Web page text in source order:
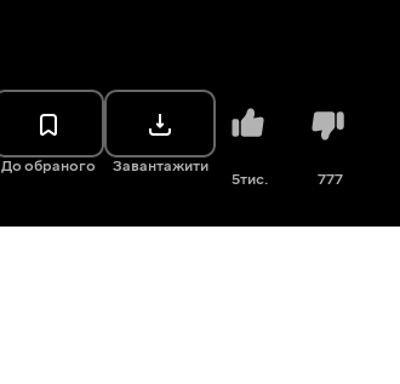
До обраного Завантажити
5тис. 777